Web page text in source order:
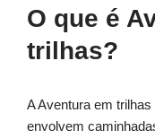
O que é
trilhas?
A Aventura em
envolvem